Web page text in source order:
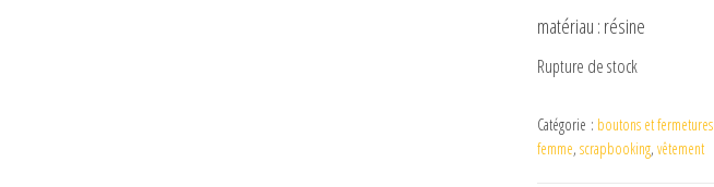
matériau : résine
Rupture de stock
Catégorie : boutons et fermetures
femme, scrapbooking, vêtement